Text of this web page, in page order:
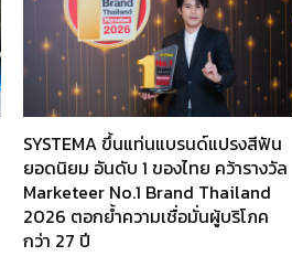
SYSTEMA ขึ้นแท่นแบรนด์แปรงสีฟัน
ยอดนิยม อันดับ 1 ของไทย คว้ารางวัล
Marketeer No.1 Brand Thailand
2026 ตอกย้ำความเชื่อมั่นผู้บริโภค
กว่า 27 ปี